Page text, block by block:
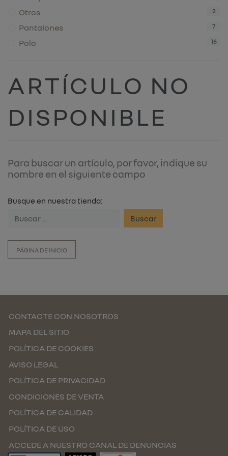
Otros 2
Pantalones 7
Polo 16
ARTÍCULO NO
DISPONIBLE
Para buscar un artículo, por favor, indique su
nombre en el siguiente campo
Busque en nuestra tienda:
Buscar
PÁGINA DE INICIO
CONTACTE CON NOSOTROS
MAPA DEL SITIO
POLÍTICA DE COOKIES
AVISO LEGAL
POLÍTICA DE PRIVACIDAD
CONDICIONES DE VENTA
POLÍTICA DE CALIDAD
POLÍTICA DE USO
ACCEDE A NUESTRO CANAL DE DENUNCIAS